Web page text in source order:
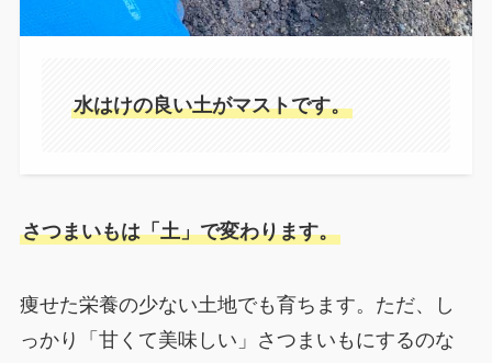
水はけの良い土がマストです。
さつまいもは「土」で変わります。
痩せた栄養の少ない土地でも育ちます。ただ、し
っかり「甘くて美味しい」さつまいもにするのな